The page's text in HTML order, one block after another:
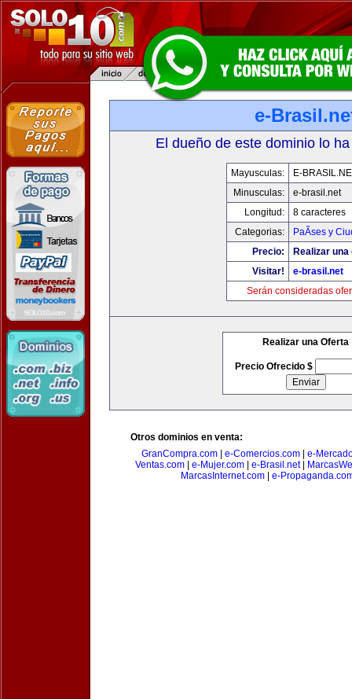
e-
El dueño de este dominio lo
Mayusculas:
E-
Minusculas:
e-brasil.net
Longitud:
8 caracteres
Categorias:
PaÃ­ses y
Precio:
Realizar
Visitar!
e-brasil.net
Serán consideradas
Realizar una Oferta
Precio Ofrecido $
Otros dominios en venta:
GranCompra.com
e-Comercios.com
e-
Ventas.com| e-Mujer.com| e-Brasil.net|
MarcasInternet.com
e-